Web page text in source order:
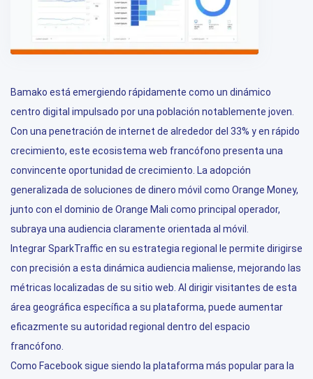
Bamako está emergiendo rápidamente como un dinámico
centro digital impulsado por una población notablemente joven.
Con una penetración de internet de alrededor del 33% y en rápido
crecimiento, este ecosistema web francófono presenta una
convincente oportunidad de crecimiento. La adopción
generalizada de soluciones de dinero móvil como Orange Money,
junto con el dominio de Orange Mali como principal operador,
subraya una audiencia claramente orientada al móvil.
Integrar SparkTraffic en su estrategia regional le permite dirigirse
con precisión a esta dinámica audiencia maliense, mejorando las
métricas localizadas de su sitio web. Al dirigir visitantes de esta
área geográfica específica a su plataforma, puede aumentar
eficazmente su autoridad regional dentro del espacio
francófono.
Como Facebook sigue siendo la plataforma más popular para la